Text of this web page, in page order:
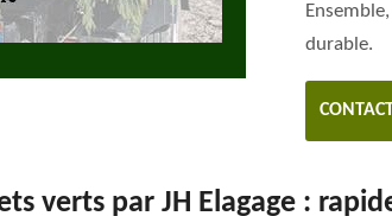
durable.
verts par JH Elagage :